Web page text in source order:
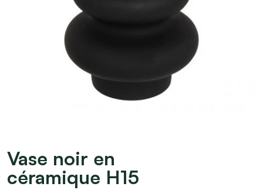
Vase noir en
céramique H15